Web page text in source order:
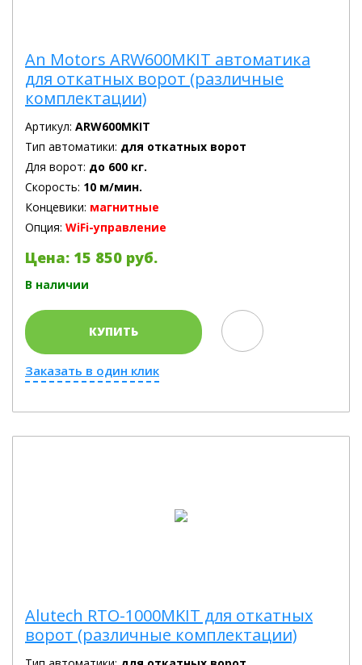
An Motors ARW600MKIT автоматика
для откатных ворот (различные
комплектации)
Артикул: ARW600MKIT
Тип автоматики: для откатных ворот
Для ворот: до 600 кг.
Скорость: 10 м/мин.
Концевики: магнитные
Опция: WiFi-управление
Цена: 15 850 руб.
В наличии
КУПИТЬ
Заказать в один клик
Alutech RTO-1000MKIT для откатных
ворот (различные комплектации)